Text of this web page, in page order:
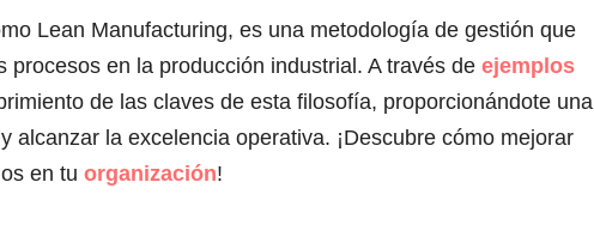
Lean Manufacturing, es una metodología de gestión que
en la producción industrial. A través de ejemplos
de las claves de esta filosofía, proporcionándote una
y alcanzar la excelencia operativa. ¡Descubre cómo mejorar
en tu organización!